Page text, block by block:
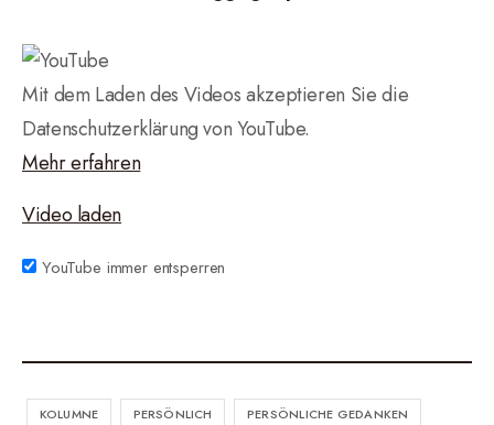
Mit dem Laden des Videos akzeptieren Sie die
Datenschutzerklärung von YouTube.
Mehr erfahren
Video laden
YouTube immer entsperren
KOLUMNE PERSÖNLICH PERSÖNLICHE GEDANKEN